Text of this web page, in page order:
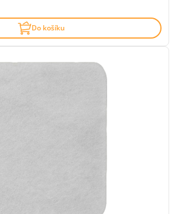
Do košíku